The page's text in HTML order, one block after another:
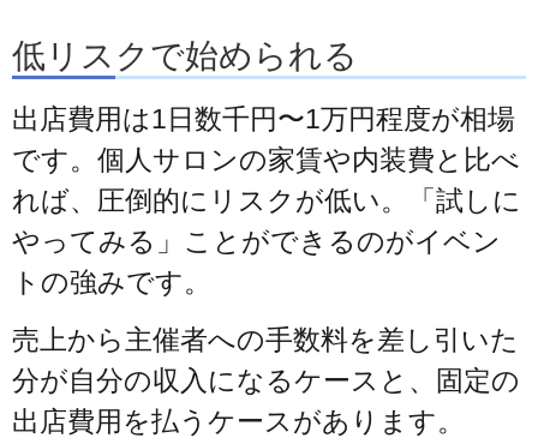
低リスクで始められる
出店費用は1日数千円〜1万円程度が相場
です。個人サロンの家賃や内装費と比べ
れば、圧倒的にリスクが低い。「試しに
やってみる」ことができるのがイベン
トの強みです。
売上から主催者への手数料を差し引いた
分が自分の収入になるケースと、固定の
出店費用を払うケースがあります。